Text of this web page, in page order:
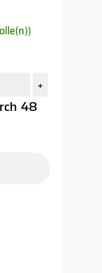
+
48